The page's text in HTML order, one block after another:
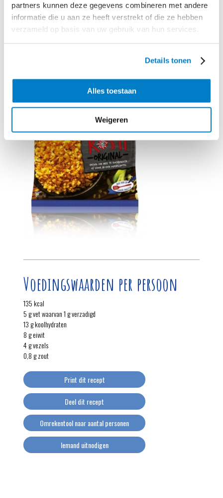
partners kunnen deze gegevens combineren met andere
informatie die u aan ze heeft verstrekt of die ze hebben
verzameld op basis van uw gebruik van hun services.
Details tonen
Alles toestaan
Weigeren
Voedingswaarden per persoon
135 kcal
5 g vet waarvan 1 g verzadigd
13 g koolhydraten
8 g eiwit
4 g vezels
0,8 g zout
Print dit recept
Deel dit recept
Omrekentool naar aantal personen
Iemand uitnodigen